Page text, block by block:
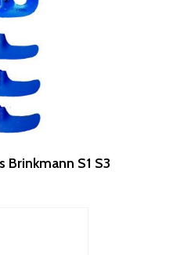
Más
Brinkmann S1 S3